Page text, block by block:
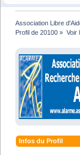
Association Libre
Profil de 20100 » Voir
Infos du Profil